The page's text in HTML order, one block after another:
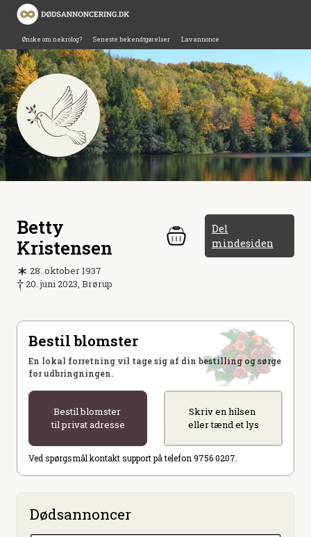
Ønske om nekrolog? Seneste bekendtgørelser Lav annonce
Betty
Kristensen
Del
mindesiden
28. oktober 1937
20. juni 2023, Brørup
Bestil blomster
En lokal forretning vil tage sig af din bestilling og sørge
for udbringningen.
Bestil blomster
til privat adresse
Skriv en hilsen
eller tænd et lys
Ved spørgsmål kontakt support på telefon 9756 0207.
Dødsannoncer